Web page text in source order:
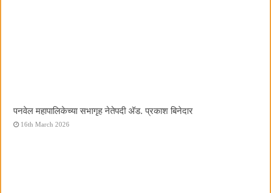
पनवेल महापालिकेच्या सभागृह नेतेपदी अ‍ॅड. प्रकाश बिनेदार
16th March 2026